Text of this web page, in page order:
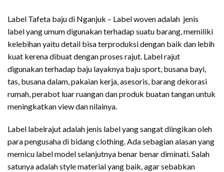
Label Tafeta baju di Nganjuk – Label woven adalah jenis
label yang umum digunakan terhadap suatu barang, memiliki
kelebihan yaitu detail bisa terproduksi dengan baik dan lebih
kuat kerena dibuat dengan proses rajut. Label rajut
digunakan terhadap baju layaknya baju sport, busana bayi,
tas, busana dalam, pakaian kerja, asesoris, barang dekorasi
rumah, perabot luar ruangan dan produk buatan tangan untuk
meningkatkan view dan nilainya.
Label labelrajut adalah jenis label yang sangat diingikan oleh
para pengusaha di bidang clothing. Ada sebagian alasan yang
memicu label model selanjutnya benar benar diminati. Salah
satunya adalah style material yang baik, agar sebabkan